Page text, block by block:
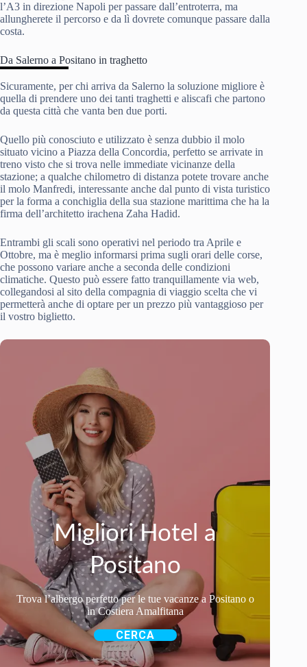
l’A3 in direzione Napoli per passare dall’entroterra, ma
allungherete il percorso e da lì dovrete comunque passare dalla
costa.
Da Salerno a Positano in traghetto
Sicuramente, per chi arriva da Salerno la soluzione migliore è
quella di prendere uno dei tanti traghetti e aliscafi che partono
da questa città che vanta ben due porti.
Quello più conosciuto e utilizzato è senza dubbio il molo
situato vicino a Piazza della Concordia, perfetto se arrivate in
treno visto che si trova nelle immediate vicinanze della
stazione; a qualche chilometro di distanza potete trovare anche
il molo Manfredi, interessante anche dal punto di vista turistico
per la forma a conchiglia della sua stazione marittima che ha la
firma dell’architetto irachena Zaha Hadid.
Entrambi gli scali sono operativi nel periodo tra Aprile e
Ottobre, ma è meglio informarsi prima sugli orari delle corse,
che possono variare anche a seconda delle condizioni
climatiche. Questo può essere fatto tranquillamente via web,
collegandosi al sito della compagnia di viaggio scelta che vi
permetterà anche di optare per un prezzo più vantaggioso per
il vostro biglietto.
Migliori Hotel a
Positano
Trova l’albergo perfetto per le tue vacanze a Positano o
in Costiera Amalfitana
CERCA